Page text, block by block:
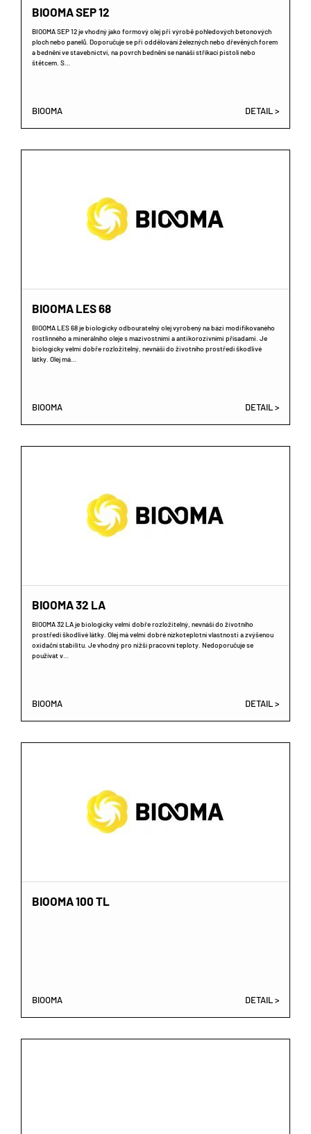
BIOOMA SEP 12
BIOOMA SEP 12 je vhodný jako formový olej při výrobě pohledových betonových
ploch nebo panelů. Doporučuje se při oddělování železných nebo dřevěných forem
a bednění ve stavebnictví, na povrch bednění se nanáší stříkací pistolí nebo
štětcem. S…
BIOOMA DETAIL >
BIOOMA LES 68
BIOOMA LES 68 je biologicky odbouratelný olej vyrobený na bázi modifikovaného
rostlinného a minerálního oleje s mazivostními a antikorozivními přísadami. Je
biologicky velmi dobře rozložitelný, nevnáší do životního prostředí škodlivé
látky. Olej má…
BIOOMA DETAIL >
BIOOMA 32 LA
BIOOMA 32 LA je biologicky velmi dobře rozložitelný, nevnáší do životního
prostředí škodlivé látky. Olej má velmi dobré nízkoteplotní vlastnosti a zvýšenou
oxidační stabilitu. Je vhodný pro nižší pracovní teploty. Nedoporučuje se
používat v…
BIOOMA DETAIL >
BIOOMA 100 TL
BIOOMA DETAIL >